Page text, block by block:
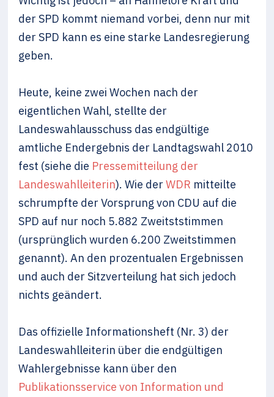
der SPD kommt niemand vorbei, denn nur mit
der SPD kann es eine starke Landesregierung
geben.
Heute, keine zwei Wochen nach der
eigentlichen Wahl, stellte der
Landeswahlausschuss das endgültige
amtliche Endergebnis der Landtagswahl 2010
fest (siehe die Pressemitteilung der
Landeswahlleiterin). Wie derWDR mitteilte
schrumpfte der Vorsprung von CDU auf die
SPD auf nur noch 5.882 Zweitststimmen
(ursprünglich wurden 6.200 Zweitstimmen
genannt). An den prozentualen Ergebnissen
und auch der Sitzverteilung hat sich jedoch
nichts geändert.
Das offizielle Informationsheft (Nr. 3) der
Landeswahlleiterin über die endgültigen
Wahlergebnisse kann über den
Publikationsservice von Information und